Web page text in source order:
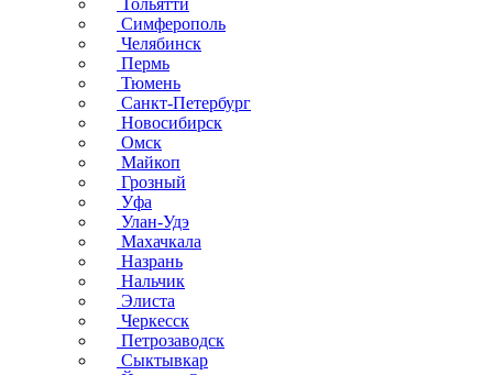
Тольятти
Симферополь
Челябинск
Пермь
Тюмень
Санкт-Петербург
Новосибирск
Омск
Майкоп
Грозный
Уфа
Улан-Удэ
Махачкала
Назрань
Нальчик
Элиста
Черкесск
Петрозаводск
Сыктывкар